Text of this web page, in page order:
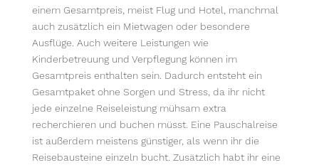
einem Gesamtpreis, meist Flug und Hotel, manchmal
auch zusätzlich ein Mietwagen oder besondere
Ausflüge. Auch weitere Leistungen wie
Kinderbetreuung und Verpflegung können im
Gesamtpreis enthalten sein. Dadurch entsteht ein
Gesamtpaket ohne Sorgen und Stress, da ihr nicht
jede einzelne Reiseleistung mühsam extra
recherchieren und buchen müsst. Eine Pauschalreise
ist außerdem meistens günstiger, als wenn ihr die
Reisebausteine einzeln bucht. Zusätzlich habt ihr eine